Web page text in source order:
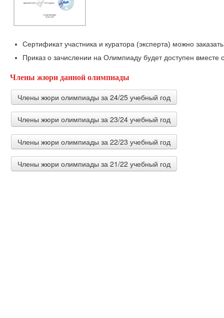
Сертификат участника и куратора (эксперта) можно
Приказ о зачислении на Олимпиаду будет доступен вместе
Члены жюри данной олимпиады
Члены жюри олимпиады за 24/25 учебный год
Корнишина Наталья Анатольевна
Преподаватель географии ГАПОУ ПО "Пензенский
филиал)
Члены жюри олимпиады за 23/24 учебный год
Шабалина Наталья Валерьевна
учитель географии Частная школа "Успех" г.Балашиха
Члены жюри олимпиады за 22/23 учебный год
Цыдыпова Туяна Баторовна
Члены жюри олимпиады за 21/22 учебный год